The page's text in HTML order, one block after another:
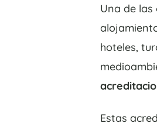
Una de
hoteles,
Estas